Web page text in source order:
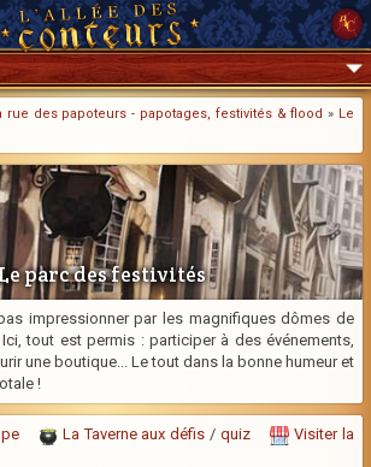
rue des papoteurs - papotages, festivités & flood » Le
parc des festivités
impressionner par les magnifiques dômes de
Ici, tout est permis : participer à des événements,
une boutique... Le tout dans la bonne humeur et
!
La Taverne aux défis /quiz
Visiter la